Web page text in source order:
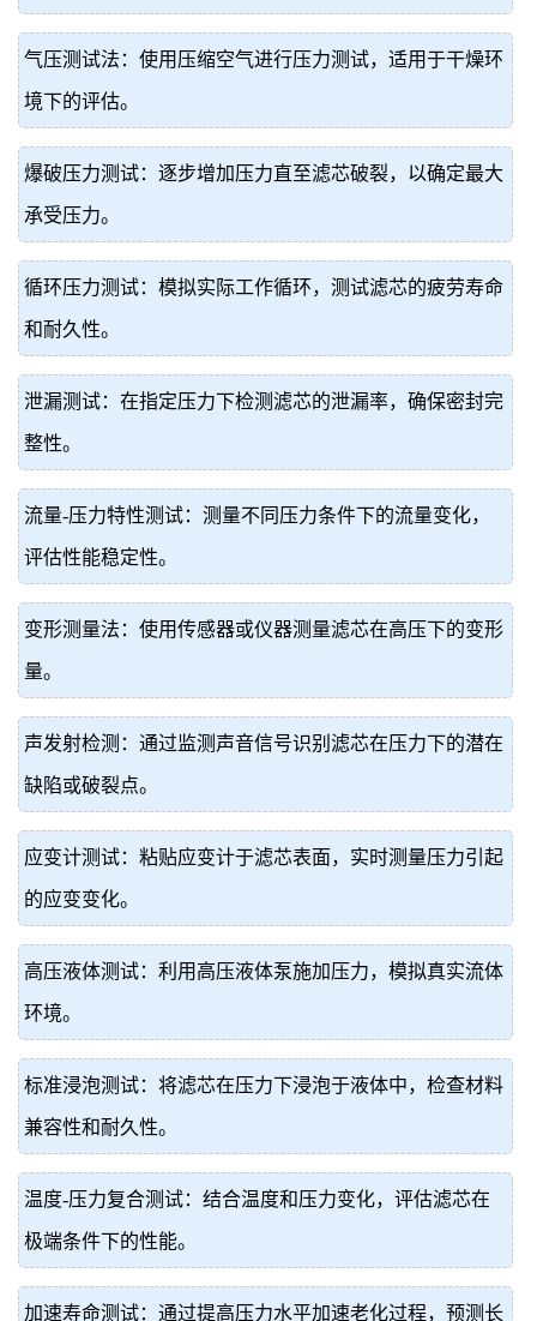
气压测试法：使用压缩空气进行压力测试，适用于干燥环
境下的评估。
爆破压力测试：逐步增加压力直至滤芯破裂，以确定最大
承受压力。
循环压力测试：模拟实际工作循环，测试滤芯的疲劳寿命
和耐久性。
泄漏测试：在指定压力下检测滤芯的泄漏率，确保密封完
整性。
流量-压力特性测试：测量不同压力条件下的流量变化，
评估性能稳定性。
变形测量法：使用传感器或仪器测量滤芯在高压下的变形
量。
声发射检测：通过监测声音信号识别滤芯在压力下的潜在
缺陷或破裂点。
应变计测试：粘贴应变计于滤芯表面，实时测量压力引起
的应变变化。
高压液体测试：利用高压液体泵施加压力，模拟真实流体
环境。
标准浸泡测试：将滤芯在压力下浸泡于液体中，检查材料
兼容性和耐久性。
温度-压力复合测试：结合温度和压力变化，评估滤芯在
极端条件下的性能。
加速寿命测试：通过提高压力水平加速老化过程，预测长